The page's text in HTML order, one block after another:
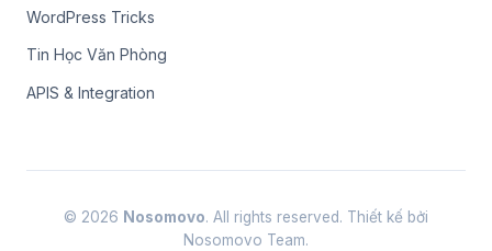
WordPress Tricks
Tin Học Văn Phòng
APIS & Integration
© 2026 Nosomovo. All rights reserved. Thiết kế bởi
Nosomovo Team.